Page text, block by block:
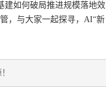
建如何破局推进规模落地效
，与大家一起探寻，AI“新